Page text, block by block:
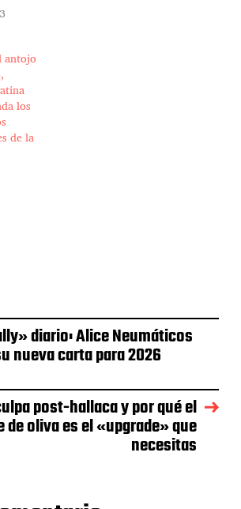
antojo
los
de la
diario: Alice Neumáticos
nueva carta para 2026
post-hallaca y por qué el
de oliva es el «upgrade» que
necesitas